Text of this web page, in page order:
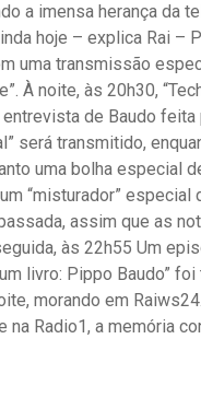
a imensa herança da
hoje – explica Rai –
uma transmissão
À noite, às 20h30,
de Baudo
será transmitido,
uma bolha especial
“misturador”
assim que as
às 22h55 Um
livro: Pippo Baudo”
morando em
Radio1, a memória